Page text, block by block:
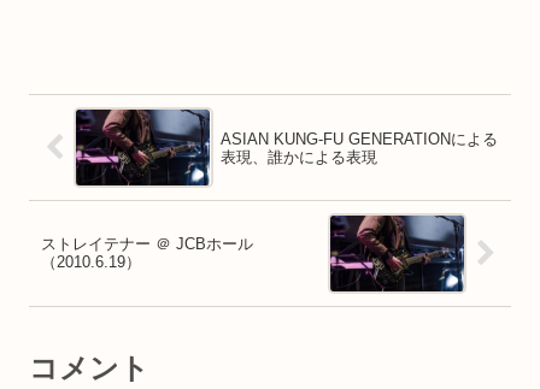
ASIAN KUNG-FU GENERATIONによる
表現、誰かによる表現
ストレイテナー ＠ JCBホール
（2010.6.19）
コメント